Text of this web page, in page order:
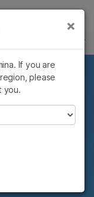
간
주세요:
×
종양학 연구
건 연구
및 희귀 질환
×
If you are
please
you.